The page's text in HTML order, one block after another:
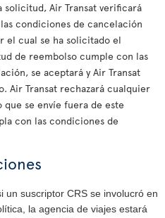
Air Transat verificará
condiciones de cancelación
el cual se ha solicitado el
de reembolso cumple con las
se aceptará y Air Transat
Air Transat rechazará cualquier
se envíe fuera de este
con las condiciones de
un suscriptor CRS se involucró en
la agencia de viajes estará